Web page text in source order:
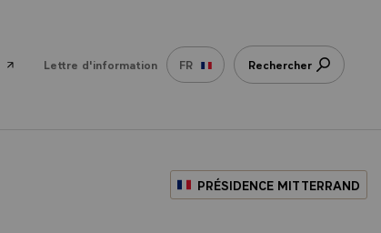
Lettre d'information FR Rechercher
PRÉSIDENCE MITTERRAND